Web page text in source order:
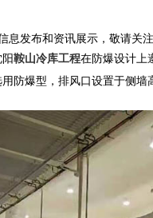
息发布和资讯展示，敬请关注
鞍山冷库工程在防爆设计上
爆型，排风口设置于侧墙